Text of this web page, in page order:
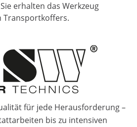
erhalten das Werkzeug
Transportkoffers.
für jede Herausforderung –
bis zu intensiven